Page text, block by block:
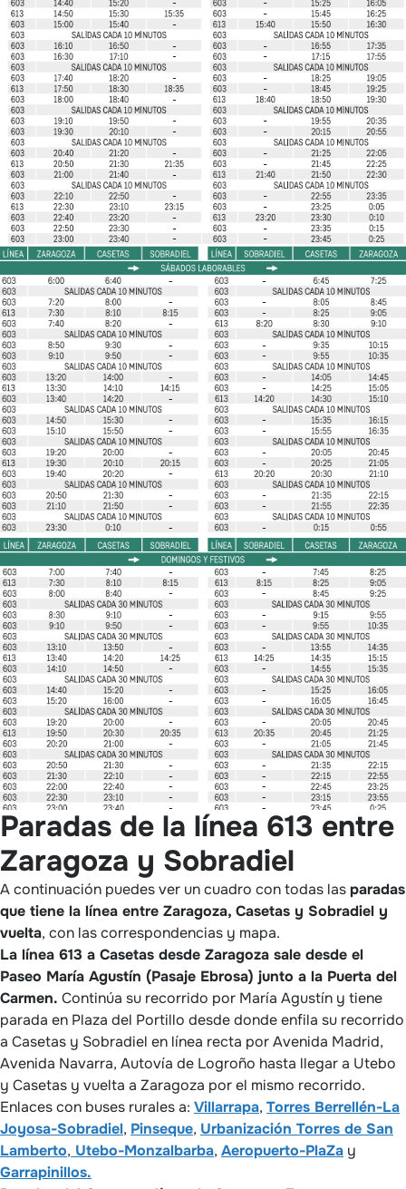
Paradas de la línea 613 entre
Zaragoza y Sobradiel
A continuación puedes ver un cuadro con todas lasparadas
que tiene la línea entre Zaragoza, Casetas y Sobradiel y
vuelta, con las correspondencias y mapa.
La línea 613 a Casetas desde Zaragoza sale desde el
Paseo María Agustín (Pasaje Ebrosa) junto a la Puerta del
Carmen. Continúa su recorrido por María Agustín y tiene
parada en Plaza del Portillo desde donde enfila su recorrido
a Casetas y Sobradiel en línea recta por Avenida Madrid,
Avenida Navarra, Autovía de Logroño hasta llegar a Utebo
y Casetas y vuelta a Zaragoza por el mismo recorrido.
Enlaces con buses rurales a: Villarrapa, Torres Berrellén-La
Joyosa-Sobradiel, Pinseque, Urbanización Torres de San
Lamberto, Utebo-Monzalbarba, Aeropuerto-PlaZa y
Garrapinillos.